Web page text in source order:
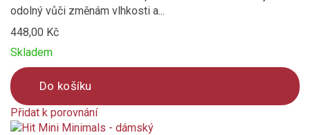
odolný vůči změnám vlhkosti a...
448,00 Kč
Skladem
Do košíku
Přidat k porovnání
Product